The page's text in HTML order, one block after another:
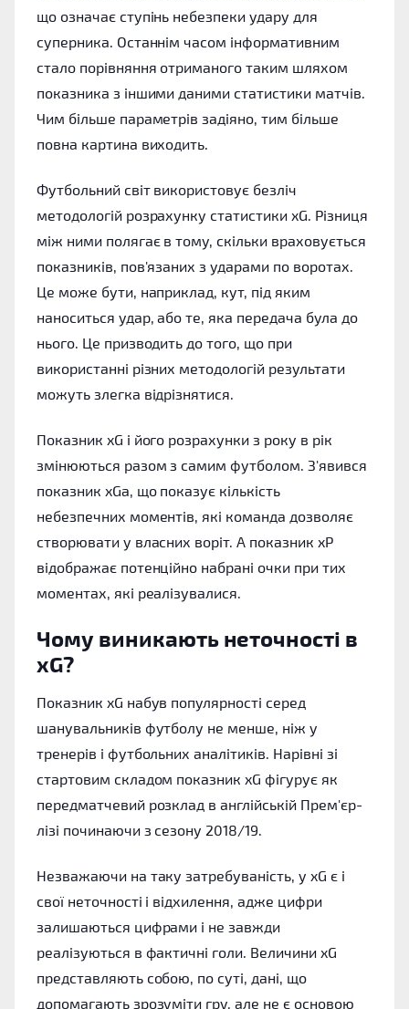
що означає ступінь небезпеки удару для
суперника. Останнім часом інформативним
стало порівняння отриманого таким шляхом
показника з іншими даними статистики матчів.
Чим більше параметрів задіяно, тим більше
повна картина виходить.
Футбольний світ використовує безліч
методологій розрахунку статистики xG. Різниця
між ними полягає в тому, скільки враховується
показників, пов'язаних з ударами по воротах.
Це може бути, наприклад, кут, під яким
наноситься удар, або те, яка передача була до
нього. Це призводить до того, що при
використанні різних методологій результати
можуть злегка відрізнятися.
Показник xG і його розрахунки з року в рік
змінюються разом з самим футболом. З'явився
показник xGa, що показує кількість
небезпечних моментів, які команда дозволяє
створювати у власних воріт. А показник xP
відображає потенційно набрані очки при тих
моментах, які реалізувалися.
Чому виникають неточності в
xG?
Показник xG набув популярності серед
шанувальників футболу не менше, ніж у
тренерів і футбольних аналітиків. Нарівні зі
стартовим складом показник xG фігурує як
передматчевий розклад в англійській Прем'єр-
лізі починаючи з сезону 2018/19.
Незважаючи на таку затребуваність, у xG є і
свої неточності і відхилення, адже цифри
залишаються цифрами і не завжди
реалізуються в фактичні голи. Величини xG
представляють собою, по суті, дані, що
допомагають зрозуміти гру, але не є основою